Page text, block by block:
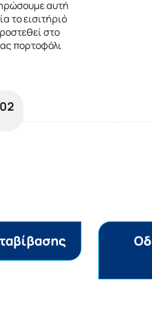
αυτή
το εισιτήριό
στο
πορτοφόλι
02